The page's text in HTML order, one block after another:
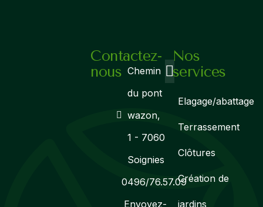
Contactez-
nous Chemin
du pont
wazon,
1 - 7060
Soignies
0496/76.57.09
Envoyez-
Nos
services
Elagage/abattage
Terrassement
Clôtures
Création de
jardins